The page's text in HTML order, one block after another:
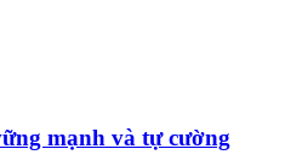
mạnh và tự cường